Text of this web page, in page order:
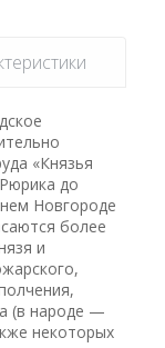
«Князья
до
Новгороде
более
и
(в народе —
некоторых